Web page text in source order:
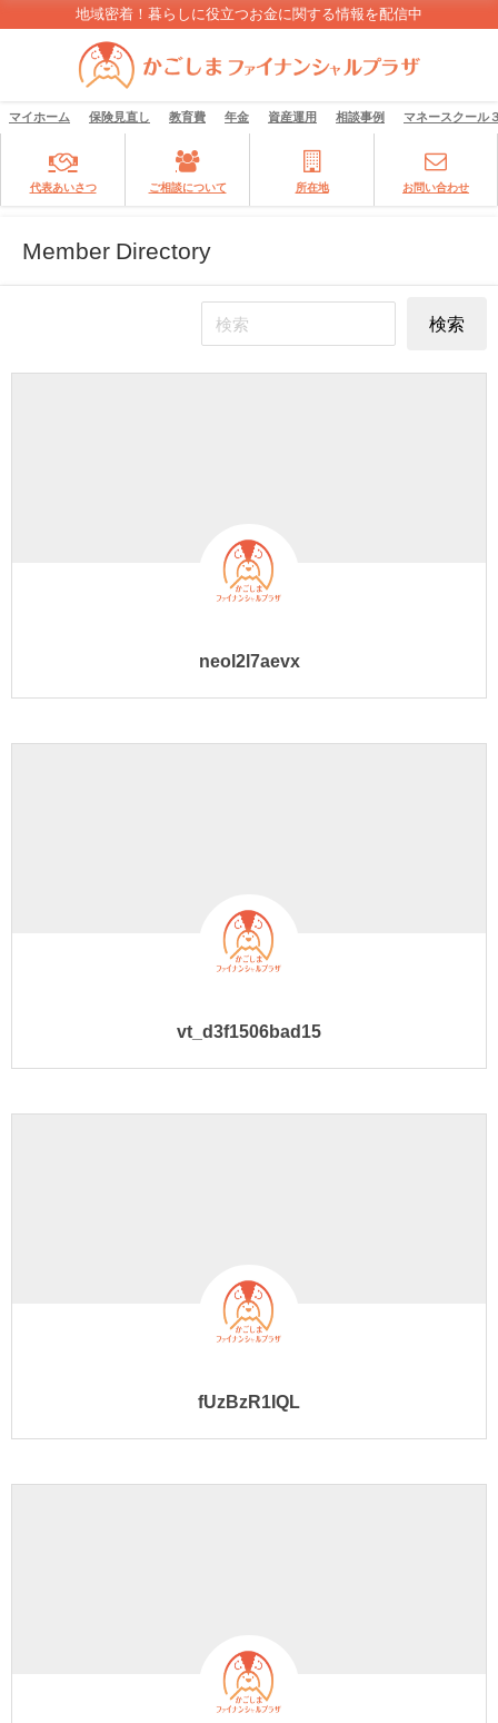
地域密着！暮らしに役立つお金に関する情報を配信中
マイホーム 保険見直し 教育費 年金 資産運用 相談事例 マネースクール
代表あいさつ ご相談について 所在地 お問い合わせ
Member Directory
neol2l7aevx
vt_d3f1506bad15
fUzBzR1IQL